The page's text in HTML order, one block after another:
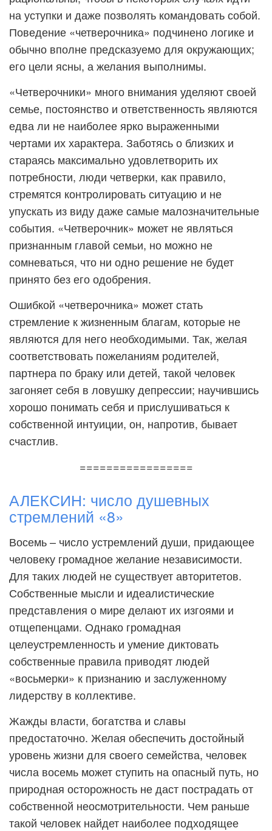
на уступки и даже позволять командовать собой.
Поведение «четверочника» подчинено логике и
обычно вполне предсказуемо для окружающих;
его цели ясны, а желания выполнимы.
«Четверочники» много внимания уделяют своей
семье, постоянство и ответственность являются
едва ли не наиболее ярко выраженными
чертами их характера. Заботясь о близких и
стараясь максимально удовлетворить их
потребности, люди четверки, как правило,
стремятся контролировать ситуацию и не
упускать из виду даже самые малозначительные
события. «Четверочник» может не являться
признанным главой семьи, но можно не
сомневаться, что ни одно решение не будет
принято без его одобрения.
Ошибкой «четверочника» может стать
стремление к жизненным благам, которые не
являются для него необходимыми. Так, желая
соответствовать пожеланиям родителей,
партнера по браку или детей, такой человек
загоняет себя в ловушку депрессии; научившись
хорошо понимать себя и прислушиваться к
собственной интуиции, он, напротив, бывает
счастлив.
=================
АЛЕКСИН: число душевных
стремлений «8»
Восемь – число устремлений души, придающее
человеку громадное желание независимости.
Для таких людей не существует авторитетов.
Собственные мысли и идеалистические
представления о мире делают их изгоями и
отщепенцами. Однако громадная
целеустремленность и умение диктовать
собственные правила приводят людей
«восьмерки» к признанию и заслуженному
лидерству в коллективе.
Жажды власти, богатства и славы
предостаточно. Желая обеспечить достойный
уровень жизни для своего семейства, человек
числа восемь может ступить на опасный путь, но
природная осторожность не даст пострадать от
собственной неосмотрительности. Чем раньше
такой человек найдет наиболее подходящее